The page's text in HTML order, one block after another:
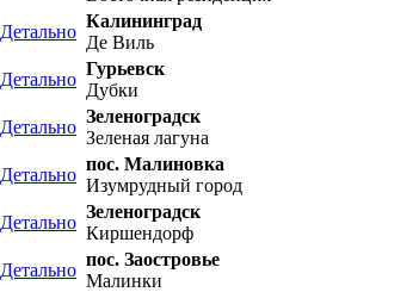
Детально
Калининград
Де Виль
Детально
Гурьевск
Дубки
Детально
Зеленоградск
Зеленая лагуна
Детально
пос. Малиновка
Изумрудный город
Детально
Зеленоградск
Киршендорф
Детально
пос. Заостровье
Малинки